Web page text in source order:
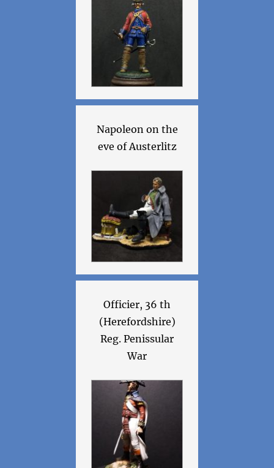
Napoleon on the
eve of Austerlitz
Officier, 36 th
(Herefordshire)
Reg. Penissular
War